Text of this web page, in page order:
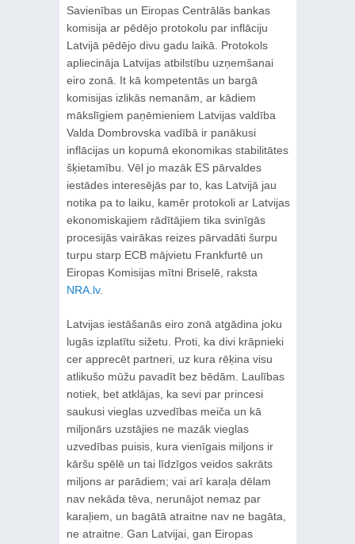
Savienības un Eiropas Centrālās bankas
komisija ar pēdējo protokolu par inflāciju
Latvijā pēdējo divu gadu laikā. Protokols
apliecināja Latvijas atbilstību uzņemšanai
eiro zonā. It kā kompetentās un bargā
komisijas izlikās nemanām, ar kādiem
mākslīgiem paņēmieniem Latvijas valdība
Valda Dombrovska vadībā ir panākusi
inflācijas un kopumā ekonomikas stabilitātes
šķietamību. Vēl jo mazāk ES pārvaldes
iestādes interesējās par to, kas Latvijā jau
notika pa to laiku, kamēr protokoli ar Latvijas
ekonomiskajiem rādītājiem tika svinīgās
procesijās vairākas reizes pārvadāti šurpu
turpu starp ECB mājvietu Frankfurtē un
Eiropas Komisijas mītni Briselē, raksta
NRA.lv.
Latvijas iestāšanās eiro zonā atgādina joku
lugās izplatītu sižetu. Proti, ka divi krāpnieki
cer apprecēt partneri, uz kura rēķina visu
atlikušo mūžu pavadīt bez bēdām. Laulības
notiek, bet atklājas, ka sevi par princesi
saukusi vieglas uzvedības meiča un kā
miljonārs uzstājies ne mazāk vieglas
uzvedības puisis, kura vienīgais miljons ir
kāršu spēlē un tai līdzīgos veidos sakrāts
miljons ar parādiem; vai arī karaļa dēlam
nav nekāda tēva, nerunājot nemaz par
karaļiem, un bagātā atraitne nav ne bagāta,
ne atraitne. Gan Latvijai, gan Eiropas